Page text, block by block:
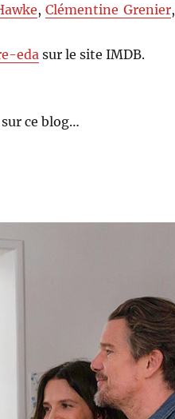
,Clémentine Grenier,
eda sur le site IMDB.
ce blog…